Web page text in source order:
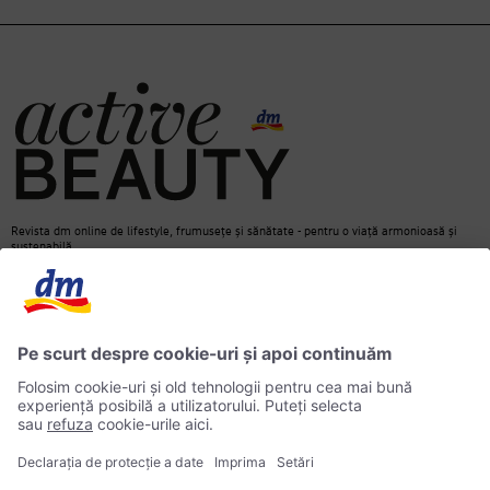
Revista dm online de lifestyle, frumusețe și sănătate - pentru o viață armonioasă și
sustenabilă.